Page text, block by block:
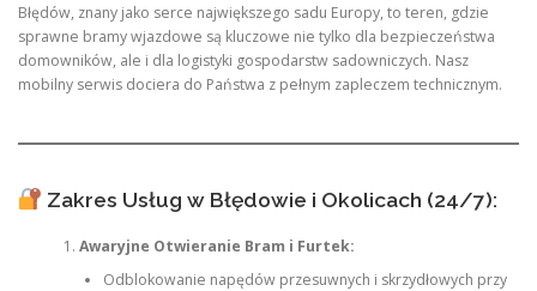
Błędów, znany jako serce największego sadu Europy, to teren, gdzie
sprawne bramy wjazdowe są kluczowe nie tylko dla bezpieczeństwa
domowników, ale i dla logistyki gospodarstw sadowniczych. Nasz
mobilny serwis dociera do Państwa z pełnym zapleczem technicznym.
Zakres Usług w Błędowie i Okolicach (24/7):
Awaryjne Otwieranie Bram i Furtek:
Odblokowanie napędów przesuwnych i skrzydłowych przy